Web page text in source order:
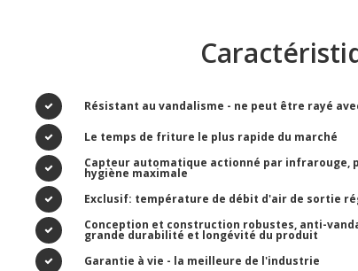
Résistant au vandalisme - ne peut être rayé
Le temps de friture le plus rapide du marché
Capteur automatique actionné par infrarouge,
hygiène maximale
Exclusif: température de débit d'air de sortie
Conception et construction robustes, anti-
grande durabilité et longévité du produit
Garantie à vie - la meilleure de l'industrie